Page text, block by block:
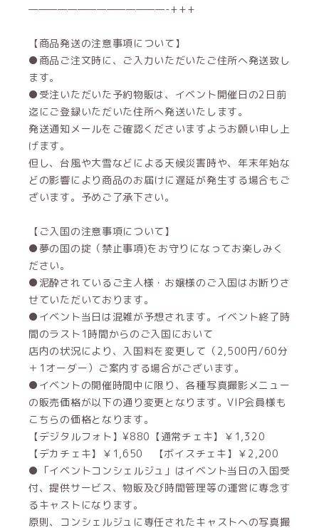
——————————————-+++
【商品発送の注意事項について】
●商品ご注文時に、ご入力いただいたご住所へ発送致し
ます。
●受注いただいた予約物販は、イベント開催日の2日前
迄にご登録いただいた住所へ発送いたします。
発送通知メールをご確認くださいますようお願い申し上
げます。
但し、台風や大雪などによる天候災害時や、年末年始な
どの影響により商品のお届けに遅延が発生する場合もご
ざいます。予めご了承下さい。
【ご入国の注意事項について】
●夢の国の掟（禁止事項)をお守りになってお楽しみく
ださい。
●泥酔されているご主人様・お嬢様のご入国はお断りさ
せていただいております。
●イベント当日は混雑が予想されます。イベント終了時
間のラスト1時間からのご入国において
店内の状況により、入国料を変更して（2,500円/60分
＋1オーダー）ご案内する場合がございます。
●イベントの開催時間中に限り、各種写真撮影メニュー
の販売価格が以下の通り変更となります。VIP会員様も
こちらの価格となります。
【デジタルフォト】¥880【通常チェキ】￥1,320
【デカチェキ】￥1,650 【ボイスチェキ】￥2,200
●「イベントコンシェルジュ」はイベント当日の入国受
付、提供サービス、物販及び時間管理等の運営に専念す
るキャストになります。
原則、コンシェルジュに専任されたキャストへの写真撮